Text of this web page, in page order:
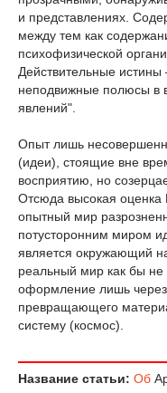
и представлениях.
между тем как
психофизической
Действительные истины
неподвижные полюсы в
явлений".
Опыт лишь
(идеи), стоящие вне
восприятию, но
Отсюда высокая
опытный мир
потусторонним миром
является окружающий
реальный мир как бы не
оформление лишь через
превращающего
систему (космос).
Название статьи: Об